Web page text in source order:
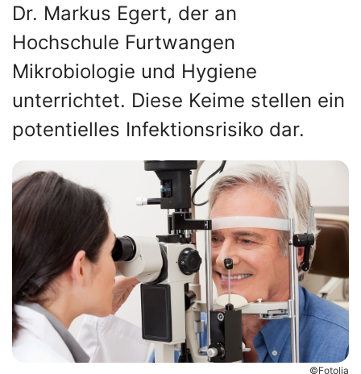
Dr. Markus Egert, der an
Hochschule Furtwangen
Mikrobiologie und Hygiene
unterrichtet. Diese Keime stellen ein
potentielles Infektionsrisiko dar.
©Fotolia